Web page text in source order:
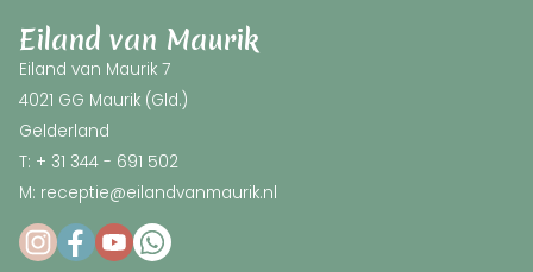
Eiland van Maurik
Eiland van Maurik 7
4021 GG Maurik (Gld.)
Gelderland
T: + 31 344 - 691 502
M: receptie@eilandvanmaurik.nl